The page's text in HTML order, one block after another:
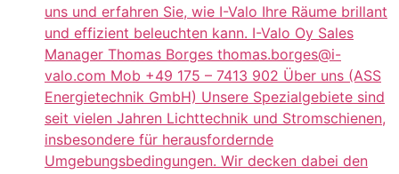
uns und erfahren Sie, wie I-Valo Ihre Räume brillant
und effizient beleuchten kann. I-Valo Oy Sales
Manager Thomas Borges thomas.borges@i-
valo.com Mob +49 175 – 7413 902 Über uns (ASS
Energietechnik GmbH) Unsere Spezialgebiete sind
seit vielen Jahren Lichttechnik und Stromschienen,
insbesondere für herausfordernde
Umgebungsbedingungen. Wir decken dabei den